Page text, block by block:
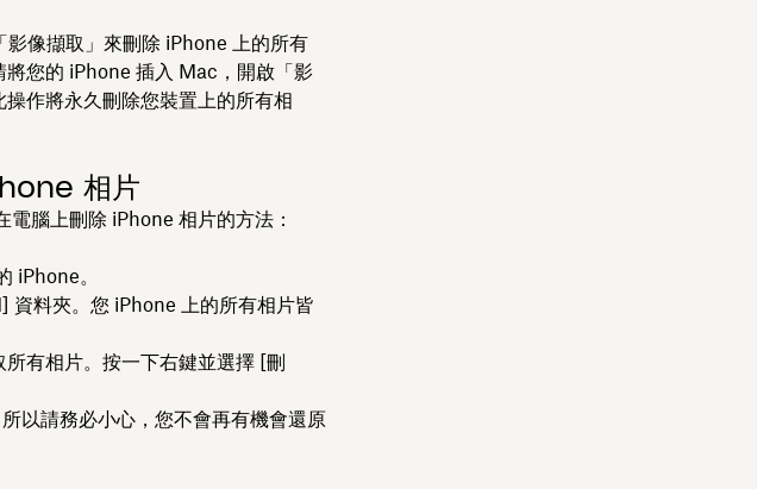
像擷取」來刪除 iPhone 上的所有
您的 iPhone 插入 Mac，開啟「影
作將永久刪除您裝置上的所有相
相片
腦上刪除 iPhone 相片的方法：
iPhone。
資料夾。您 iPhone 上的所有相片皆
所有相片。按一下右鍵並選擇 [刪
以請務必小心，您不會再有機會還原